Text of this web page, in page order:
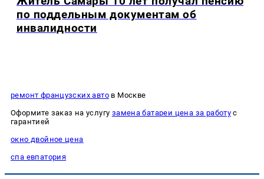
по поддельным документам об
инвалидности
ремонт французских автов Москве
Оформите заказ на услугу замена батареи цена за работу с
гарантией
окно двойное цена
спа евпатория